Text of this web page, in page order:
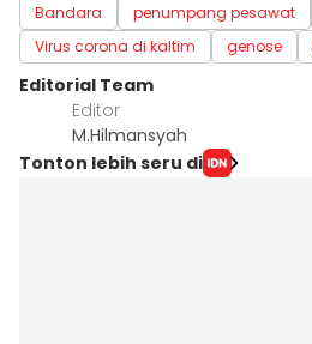
Bandara penumpang pesawat
Virus corona di kaltim
genose
Editorial Team
Editor
M.Hilmansyah
Tonton lebih seru di